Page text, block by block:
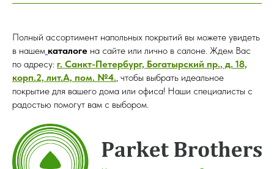
Полный ассортимент напольных покрытий вы можете увидеть
в нашем каталоге на сайте или лично в салоне. Ждем Вас
по адресу: г. Санкт-Петербург, Богатырский пр., д. 18,
корп.2, лит.А, пом. №4., чтобы выбрать идеальное
покрытие для вашего дома или офиса! Наши специалисты с
радостью помогут вам с выбором.